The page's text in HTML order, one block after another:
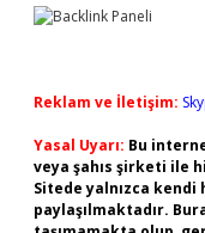
Reklam ve İletişim:
Yasal Uyarı: Bu
veya şahıs şirketi ile
Sitede yalnızca kendi
paylaşılmaktadır.